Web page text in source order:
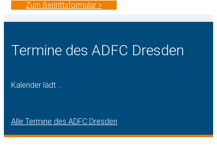
Zum Beitrittsformular >
Termine des ADFC Dresden
Kalender lädt ...
Alle Termine des ADFC Dresden